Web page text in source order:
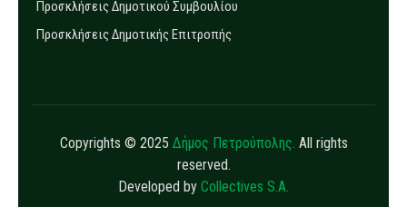
Προσκλήσεις Δημοτικού Συμβουλίου
Προσκλήσεις Δημοτικής Επιτροπής
Copyrights © 2025 Δήμος Πετρούπολης. All rights
reserved.
Developed by Collectives S.A.